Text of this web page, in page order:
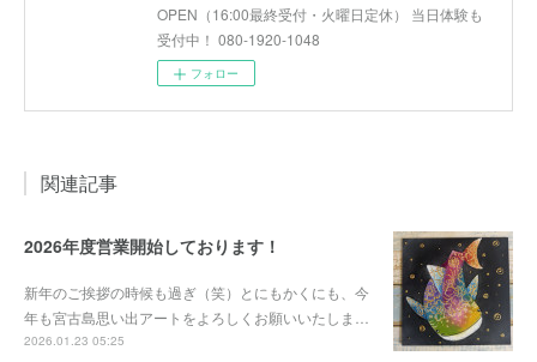
OPEN（16:00最終受付・火曜日定休） 当日体験も
受付中！ 080-1920-1048
フォロー
関連記事
2026年度営業開始しております！
新年のご挨拶の時候も過ぎ（笑）とにもかくにも、今
年も宮古島思い出アートをよろしくお願いいたしま…
2026.01.23 05:25